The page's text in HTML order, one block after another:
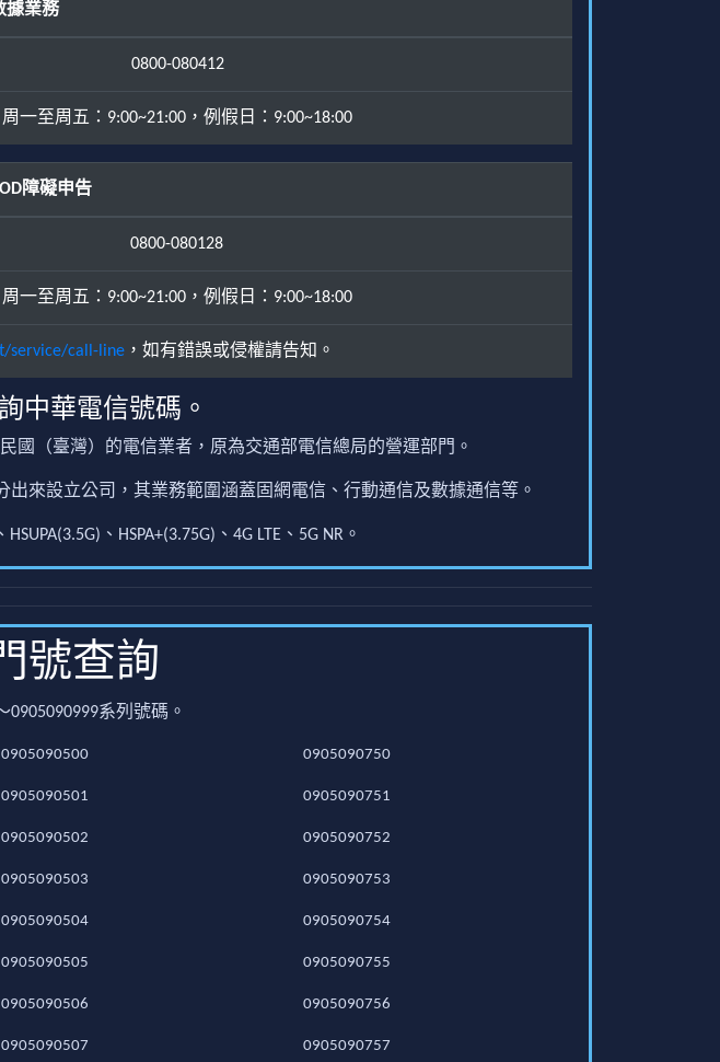
據業務
0800-080412
周一至周五：9:00~21:00，例假日：9:00~18:00
障礙申告
0800-080128
周一至周五：9:00~21:00，例假日：9:00~18:00
service/call-line，如有錯誤或侵權請告知。
中華電信號碼。
國（臺灣）的電信業者，原為交通部電信總局的營運部門。
來設立公司，其業務範圍涵蓋固網電信、行動通信及數據通信等。
、HSPA+(3.75G)、4G LTE、5G NR。
號查詢
系列號碼。
0905090500
0905090501
0905090502
0905090503
0905090504
0905090505
0905090506
0905090507
0905090750
0905090751
0905090752
0905090753
0905090754
0905090755
0905090756
0905090757